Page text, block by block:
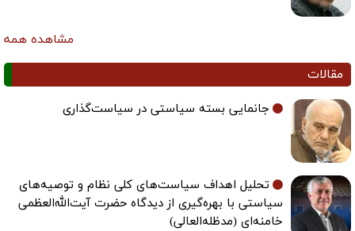
مشاهده همه
مقالات
جانمایی بسته سیاستی در سیاست‌گذاری
تحلیل اهداف سیاست‌های کلی نظام و توصیه‌های
سیاستی با بهره‌گیری از دیدگاه حضرت آیت‌الله‌العظمی
خامنه‌ای (مدظله‌العالی)